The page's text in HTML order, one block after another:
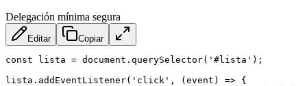
Delegación mínima segura
Editar Copiar
const lista = document . querySelector( '#lista' ) ;
lista . addEventListener( 'click' , ( event ) => {